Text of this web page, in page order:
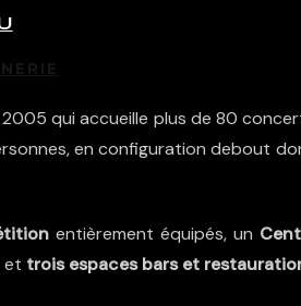
qui accueille plus de 80
en configuration debout
entièrement équipés, un
et trois espaces bars et